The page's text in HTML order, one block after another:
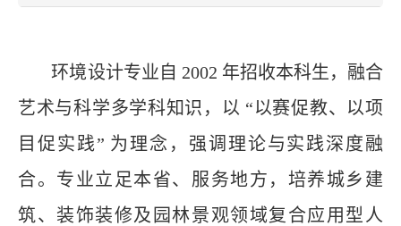
环境设计专业自 2002 年招收本科生，融合
艺术与科学多学科知识，以 “以赛促教、以项
目促实践” 为理念，强调理论与实践深度融
合。专业立足本省、服务地方，培养城乡建
筑、装饰装修及园林景观领域复合应用型人